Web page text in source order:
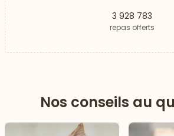
3 928 783
repas offerts
Nos conseils au